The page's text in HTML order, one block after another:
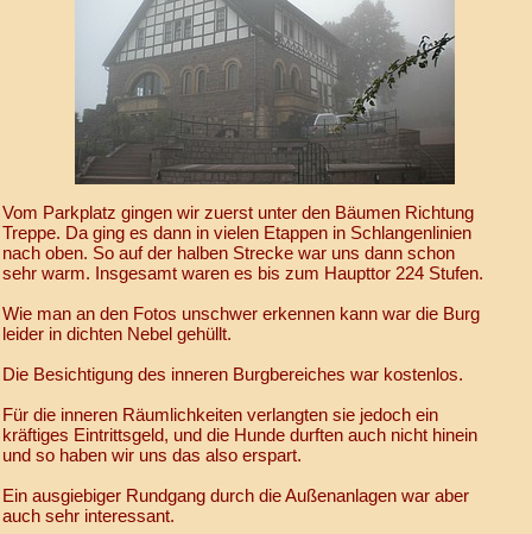
Vom Parkplatz gingen wir zuerst unter den Bäumen Richtung
Treppe. Da ging es dann in vielen Etappen in Schlangenlinien
nach oben. So auf der halben Strecke war uns dann schon
sehr warm. Insgesamt waren es bis zum Haupttor 224 Stufen.
Wie man an den Fotos unschwer erkennen kann war die Burg
leider in dichten Nebel gehüllt.
Die Besichtigung des inneren Burgbereiches war kostenlos.
Für die inneren Räumlichkeiten verlangten sie jedoch ein
kräftiges Eintrittsgeld, und die Hunde durften auch nicht hinein
und so haben wir uns das also erspart.
Ein ausgiebiger Rundgang durch die Außenanlagen war aber
auch sehr interessant.